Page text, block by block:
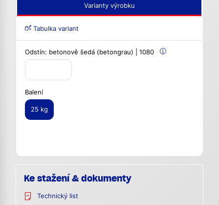
Varianty výrobku
Tabulka variant
Odstín: betonově šedá (betongrau) | 1080
Balení
25 kg
Ke stažení & dokumenty
Technický list